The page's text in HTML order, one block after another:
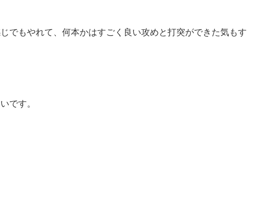
でもやれて、何本かはすごく良い攻めと打突ができた気もす
です。